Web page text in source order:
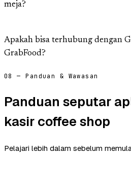
meja?
Apakah bisa terhubung dengan
GrabFood?
08 — Panduan & Wawasan
Panduan seputar
kasir coffee shop
Pelajari lebih dalam sebelum